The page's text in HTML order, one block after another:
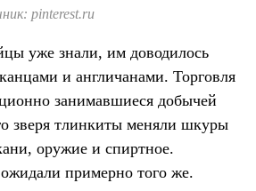
pinterest.ru
уже знали, им доводилось
и англичанами. Торговля
занимавшиеся добычей
зверя тлинкиты меняли шкуры
оружие и спиртное.
примерно того же.